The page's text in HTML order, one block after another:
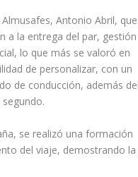
Antonio Abril, que
a la entrega del par, gestión
lo que más se valoró en
de personalizar, con un
de conducción, además
se realizó una formación
del viaje, demostrando la